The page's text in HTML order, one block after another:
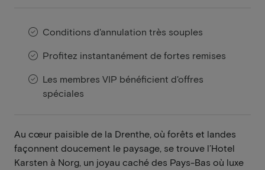
Conditions d'annulation très souples
Profitez instantanément de fortes remises
Les membres VIP bénéficient d'offres
spéciales
Au cœur paisible de la Drenthe, où forêts et landes
façonnent doucement le paysage, se trouve l’Hotel
Karsten à Norg, un joyau caché des Pays-Bas où luxe